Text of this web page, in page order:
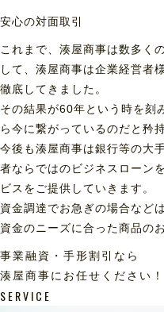
安心の対面取引
これまで、湊屋商事は数多く
して、湊屋商事は企業経営者
徹底してきました。
その結果が60年という時を刻
ら今に繋がっているのだと矜
今後も湊屋商事は銀行等の大
者ならではのビジネスローン
ビスをご提供していきます。
資金調達でお急ぎの場合など
資金のニーズに合った商品の
事業融資・手形割引なら
湊屋商事にお任せください！
SERVICE